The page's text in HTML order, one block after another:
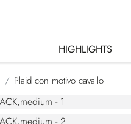
HIGHLIGHTS
Plaid con motivo cavallo